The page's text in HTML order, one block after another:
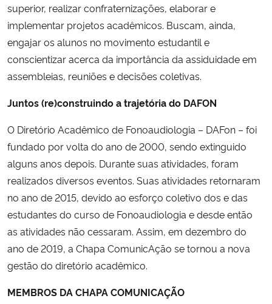
Ministério de Minas e Energia
Ministério da Ciência, Tecnologia, Inovações e Comunicações
Ministério do Meio Ambiente
Ministério do Turismo
Ministério do Desenvolvimento Regional
Controladoria-Geral da União
Ministério da Mulher, da Família e dos Direitos Humanos
Secretaria-Geral
Secretaria de Governo
Gabinete de Segurança Institucional
superior, realizar confraternizações, elaborar e
implementar projetos acadêmicos. Buscam, ainda,
engajar os alunos no movimento estudantil e
conscientizar acerca da importância da assiduidade em
assembleias, reuniões e decisões coletivas.
Juntos (re)construindo a trajetória do DAFON
O Diretório Acadêmico de Fonoaudiologia – DAFon – foi
fundado por volta do ano de 2000, sendo extinguido
alguns anos depois. Durante suas atividades, foram
realizados diversos eventos. Suas atividades retornaram
no ano de 2015, devido ao esforço coletivo dos e das
estudantes do curso de Fonoaudiologia e desde então
as atividades não cessaram. Assim, em dezembro do
ano de 2019, a Chapa ComunicAção se tornou a nova
gestão do diretório acadêmico.
MEMBROS DA CHAPA COMUNICAÇÃO